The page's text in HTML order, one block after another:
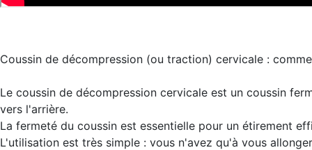
Coussin de décompression (ou traction) cervicale :
Le coussin de décompression cervicale est un coussin
vers l'arrière.
La fermeté du coussin est essentielle pour un étirement
L'utilisation est très simple : vous n'avez qu'à vous